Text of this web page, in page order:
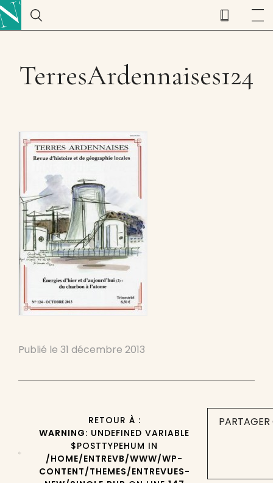
TerresArdennaises124
Publié le 31 décembre 2013
RETOUR À :
WARNING: UNDEFINED VARIABLE
$POSTTYPEHUM IN
/HOME/ENTREVB/WWW/WP-
CONTENT/THEMES/ENTREVUES-